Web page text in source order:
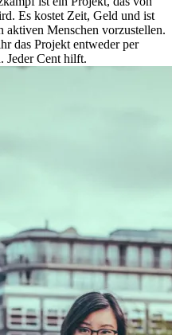
Es kostet Zeit, Geld und ist
aktiven Menschen vorzustellen.
das Projekt entweder per
Jeder Cent hilft.